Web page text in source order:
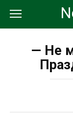
контенту
— Не